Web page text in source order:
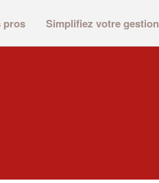
pros Simplifiez votre gestion